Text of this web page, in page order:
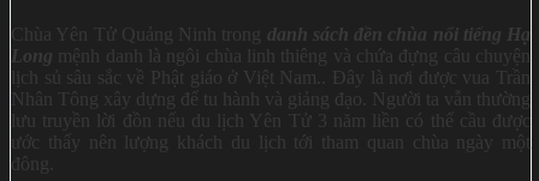
Chùa Yên Tử Quảng Ninh trong danh sách đền chùa nổi tiếng Hạ
Long
mệnh danh là ngôi chùa linh thiêng và chứa đựng câu chuyện
lịch sủ sâu sắc về Phật giáo ở Việt Nam.. Đây là nơi được vua Trần
Nhân Tông xây dựng để tu hành và giảng đạo. Người ta vẫn thường
lưu truyền lời đồn nếu du lịch Yên Tử 3 năm liền có thể cầu được
ước thấy nên lượng khách du lịch tới tham quan chùa ngày một
đông.